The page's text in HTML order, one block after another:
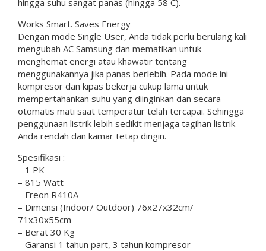
Works Smart. Saves Energy
Dengan mode Single User, Anda tidak perlu berulang kali
mengubah AC Samsung dan mematikan untuk
menghemat energi atau khawatir tentang
menggunakannya jika panas berlebih. Pada mode ini
kompresor dan kipas bekerja cukup lama untuk
mempertahankan suhu yang diinginkan dan secara
otomatis mati saat temperatur telah tercapai. Sehingga
penggunaan listrik lebih sedikit menjaga tagihan listrik
Anda rendah dan kamar tetap dingin.
Spesifikasi :
– 1 PK
– 815 Watt
– Freon R410A
– Dimensi (Indoor/ Outdoor) 76x27x32cm/
71x30x55cm
– Berat 30 Kg
– Garansi 1 tahun part, 3 tahun kompresor